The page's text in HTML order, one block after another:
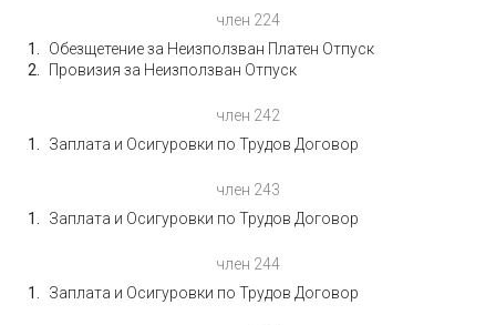
член 224
Обезщетение за Неизползван Платен Отпуск
Провизия за Неизползван Отпуск
член 242
Заплата и Осигуровки по Трудов Договор
член 243
Заплата и Осигуровки по Трудов Договор
член 244
Заплата и Осигуровки по Трудов Договор